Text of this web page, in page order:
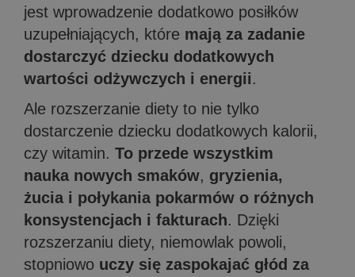
jest wprowadzenie dodatkowo posiłków
uzupełniających, które mają za zadanie
dostarczyć dziecku dodatkowych
wartości odżywczych i energii.
Ale rozszerzanie diety to nie tylko
dostarczenie dziecku dodatkowych kalorii,
czy witamin. To przede wszystkim
nauka nowych smaków, gryzienia,
żucia i połykania pokarmów o różnych
konsystencjach i fakturach. Dzięki
rozszerzaniu diety, niemowlak powoli,
stopniowo uczy się zaspokajać głód za